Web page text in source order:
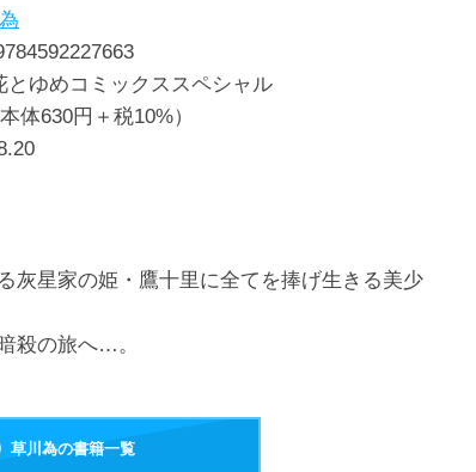
とゆめコミックススペシャル
体630円＋税10%）
灰星家の姫・鷹十里に全てを捧げ生きる美少
殺の旅へ…。
草川為の書籍一覧